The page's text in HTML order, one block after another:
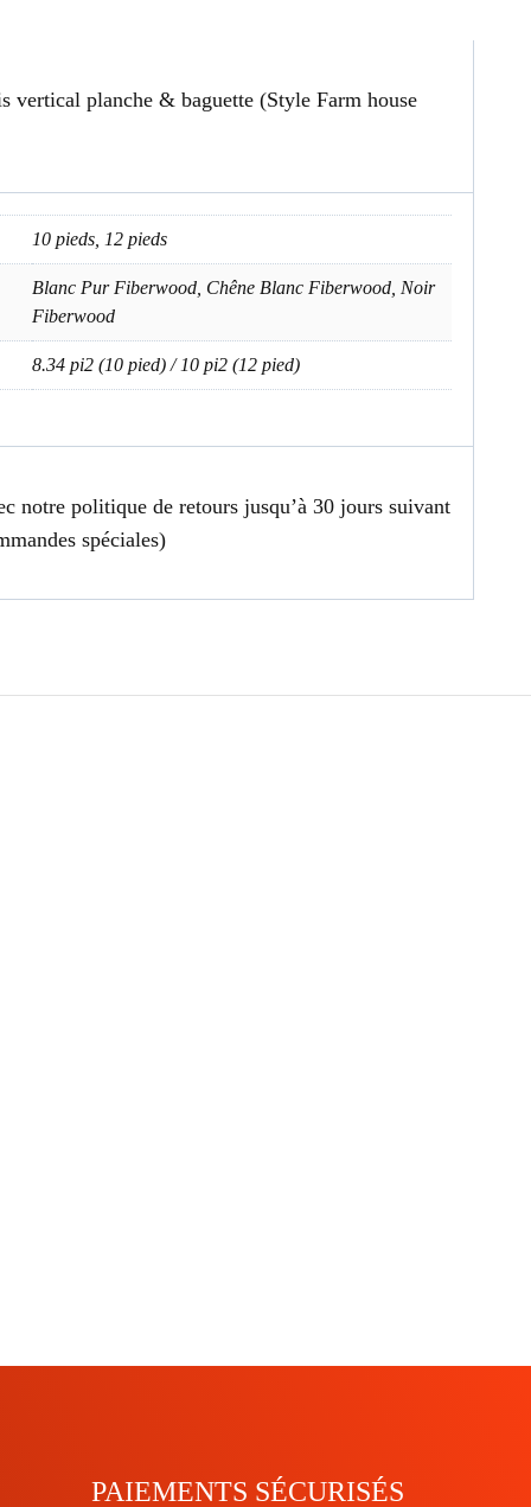
vertical planche & baguette (Style Farm house
10 pieds, 12 pieds
Blanc Pur Fiberwood, Chêne Blanc Fiberwood, Noir
Fiberwood
8.34 pi2 (10 pied) / 10 pi2 (12 pied)
notre politique de retours jusqu’à 30 jours suivant
spéciales)
PAIEMENTS SÉCURISÉS